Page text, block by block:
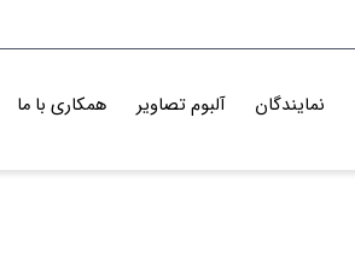
نمایندگان آلبوم تصاویر همکاری با ما